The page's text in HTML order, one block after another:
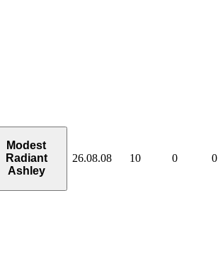
Modest
Radiant
Ashley
26.08.08 10 0 0